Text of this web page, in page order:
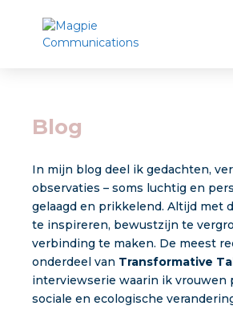
Blog
In mijn blog deel ik gedachten,
observaties – soms luchtig en
gelaagd en prikkelend. Altijd met
te inspireren, bewustzijn te
verbinding te maken. De meest
onderdeel van Transformative
interviewserie waarin ik vrouwen
sociale en ecologische